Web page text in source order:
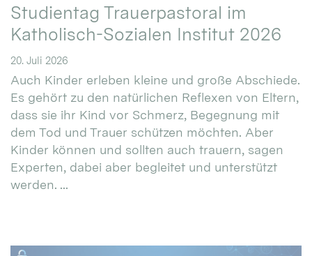
Studientag Trauerpastoral im
Katholisch-Sozialen Institut 2026
20. Juli 2026
Auch Kinder erleben kleine und große Abschiede.
Es gehört zu den natürlichen Reflexen von Eltern,
dass sie ihr Kind vor Schmerz, Begegnung mit
dem Tod und Trauer schützen möchten. Aber
Kinder können und sollten auch trauern, sagen
Experten, dabei aber begleitet und unterstützt
werden. ...